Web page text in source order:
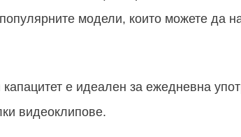
модели, които можете да
капацитет е идеален за ежедневна
видеоклипове.